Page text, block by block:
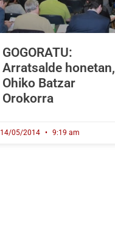
GOGORATU:
Arratsalde honetan,
Ohiko Batzar
Orokorra
14/05/2014 9:19 am